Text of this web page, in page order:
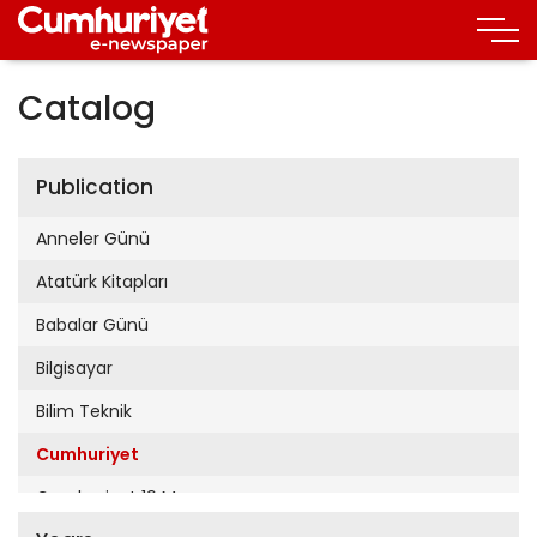
Catalog
Publication
Anneler Günü
Atatürk Kitapları
Babalar Günü
Bilgisayar
Bilim Teknik
Cumhuriyet
Cumhuriyet 19 Mayıs